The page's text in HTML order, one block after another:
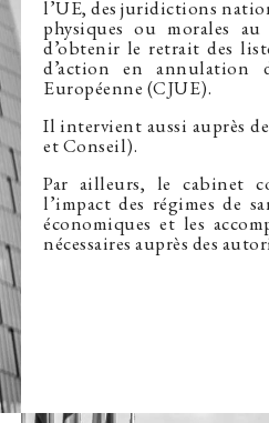
l’UE, des juridictions
physiques ou morales
d’obtenir le retrait des
d’action en annulation
Européenne (CJUE).
Il intervient aussi auprès
et Conseil).
Par ailleurs, le cabinet
l’impact des régimes de
économiques et les
nécessaires auprès des